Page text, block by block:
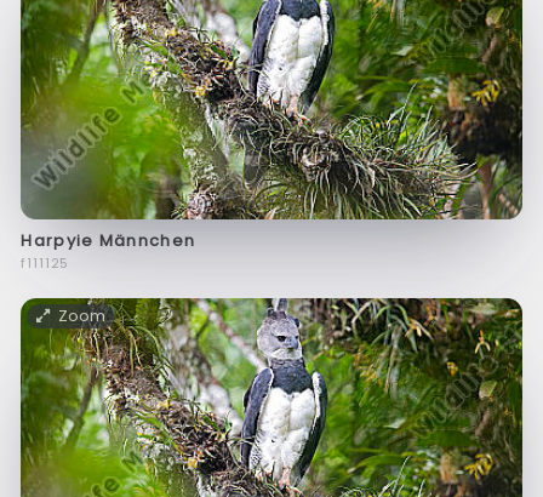
Harpyie Männchen
f111125
Zoom